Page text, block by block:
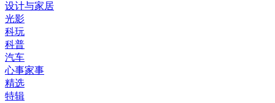
设计与家居
光影
科玩
科普
汽车
心事家事
精选
特辑